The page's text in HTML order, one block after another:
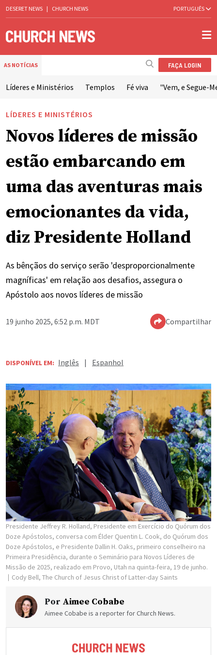
DESERET NEWS | CHURCH NEWS PORTUGUÊS
AS NOTÍCIAS FAÇA LOGIN
Líderes e Ministérios Templos Fé viva "Vem, e Segue-
LÍDERES E MINISTÉRIOS
Novos líderes de missão
estão embarcando em
uma das aventuras mais
emocionantes da vida,
diz Presidente Holland
As bênçãos do serviço serão 'desproporcionalmente
magníficas' em relação aos desafios, assegura o
Apóstolo aos novos líderes de missão
19 junho 2025, 6:52 p.m. MDT Compartilhar
DISPONÍVEL EM: Inglês | Espanhol
Presidente Jeffrey R. Holland, Presidente em Exercício do Quórum dos
Doze Apóstolos, conversa com Élder Quentin L. Cook, do Quórum dos
Doze Apóstolos, e Presidente Dallin H. Oaks, primeiro conselheiro na
Primeira Presidência, durante o Seminário para Novos Líderes de
Missão de 2025, realizado em Provo, Utah na quinta-feira, 19 de junho.
Cody Bell, The Church of Jesus Christ of Latter-day Saints
Por Aimee Cobabe
Aimee Cobabe is a reporter for Church News.